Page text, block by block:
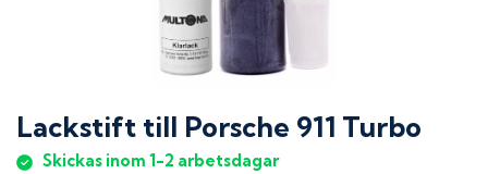
Lackstift till Porsche 911 Turbo
Skickas inom 1-2 arbetsdagar